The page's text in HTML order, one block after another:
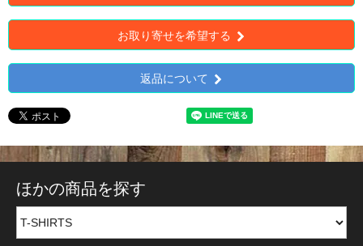
お取り寄せを希望する
返品について
ほかの商品を探す